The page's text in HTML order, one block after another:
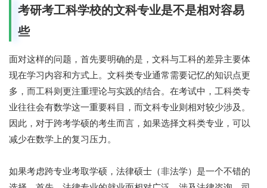
考研考工科学校的文科专业是不是相对容易
些
面对这样的问题，首先要明确的是，文科与工科的差异主要体
现在学习内容和方式上。文科类专业通常需要记忆的知识点更
多，而工科则更注重理论与实践的结合。在考试中，工科类专
业往往会有数学这一重要科目，而文科专业则相对较少涉及。
因此，对于跨考学硕的考生而言，如果选择文科类专业，可以
减少在数学上的复习压力。
如果考虑跨专业考取学硕，法律硕士（非法学）是一个不错的